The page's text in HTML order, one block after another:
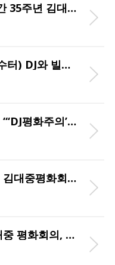
[무등일보/2023-10-10] [창간 35주년 김대중의 생애] 모진 풍파에도···'인동초'는 결코 눕지 않는다
[무등일보/2023-10-09] (약수터) DJ와 빌리 브란트
[광주매일신문/2023-10-09] “‘DJ평화주의’로 지구·인류 위기 극복”
[브레이크뉴스/2023-10-07] 김대중평화회의, 세계 석학들 참여로 국제 위상 높여
[노컷뉴스/2023-10-07] 김대중 평화회의, 세계 석학들 참여로 국제 위상 높여